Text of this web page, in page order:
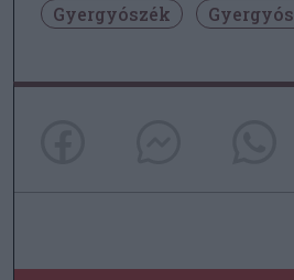
Gyergyószék